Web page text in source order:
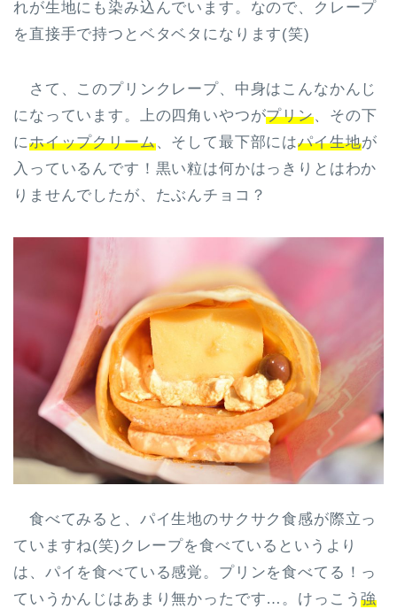
れが生地にも染み込んでいます。なので、クレープ
を直接手で持つとベタベタになります(笑)
さて、このプリンクレープ、中身はこんなかんじ
になっています。上の四角いやつがプリン、その下
にホイップクリーム、そして最下部にはパイ生地が
入っているんです！黒い粒は何かはっきりとはわか
りませんでしたが、たぶんチョコ？
食べてみると、パイ生地のサクサク食感が際立っ
ていますね(笑)クレープを食べているというより
は、パイを食べている感覚。プリンを食べてる！っ
ていうかんじはあまり無かったです…。けっこう強